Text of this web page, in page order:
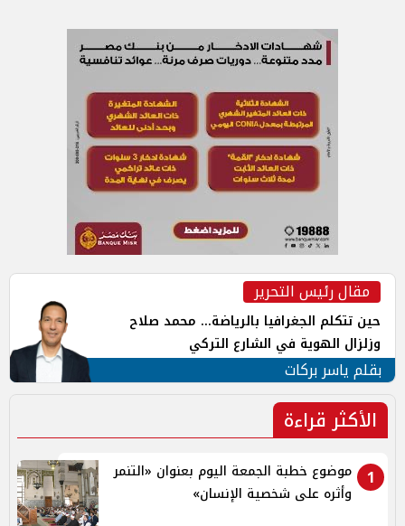
مقال رئيس التحرير
حين تتكلم الجغرافيا بالرياضة... محمد صلاح
وزلزال الهوية في الشارع التركي
بقلم ياسر بركات
الأكثر قراءة
1
موضوع خطبة الجمعة اليوم بعنوان «التنمر
وأثره على شخصية الإنسان»